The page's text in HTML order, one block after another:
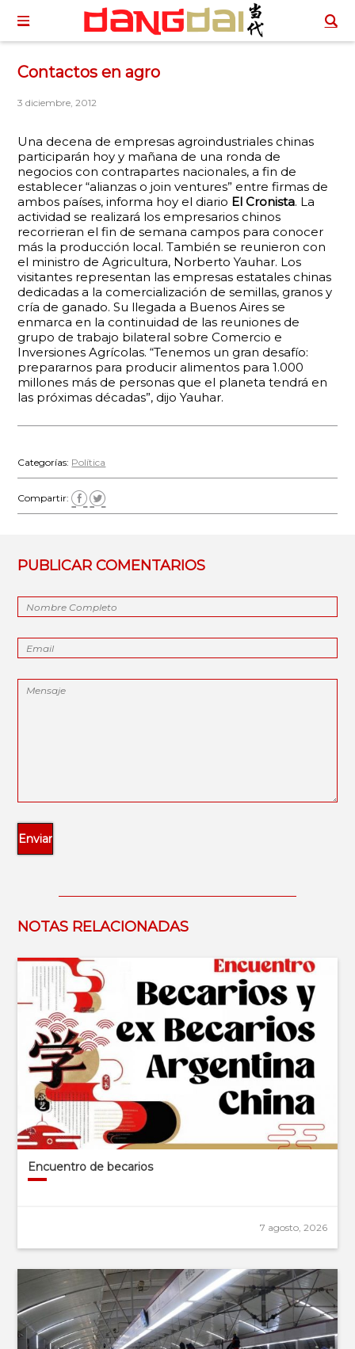
Contactos en agro
3 diciembre, 2012
Una decena de empresas agroindustriales chinas
participarán hoy y mañana de una ronda de
negocios con contrapartes nacionales, a fin de
establecer “alianzas o join ventures” entre firmas de
ambos países, informa hoy el diario El Cronista. La
actividad se realizará los empresarios chinos
recorrieran el fin de semana campos para conocer
más la producción local. También se reunieron con
el ministro de Agricultura, Norberto Yauhar. Los
visitantes representan las empresas estatales chinas
dedicadas a la comercialización de semillas, granos y
cría de ganado. Su llegada a Buenos Aires se
enmarca en la continuidad de las reuniones de
grupo de trabajo bilateral sobre Comercio e
Inversiones Agrícolas. “Tenemos un gran desafío:
prepararnos para producir alimentos para 1.000
millones más de personas que el planeta tendrá en
las próximas décadas”, dijo Yauhar.
Categorías: Política
Compartir:
PUBLICAR COMENTARIOS
NOTAS RELACIONADAS
Encuentro de becarios
7 agosto, 2026